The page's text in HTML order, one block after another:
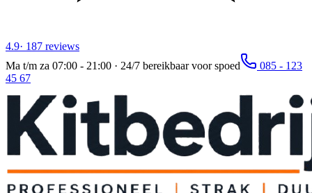
4.9· 187 reviews
Ma t/m za 07:00 - 21:00 · 24/7 bereikbaar voor spoed
085 - 123
45 67